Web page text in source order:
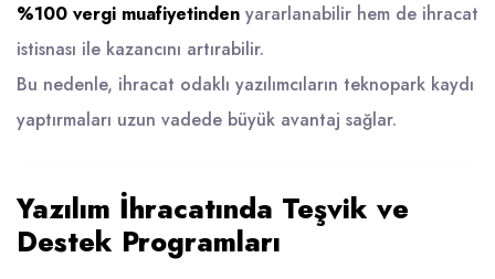
%100 vergi muafiyetinden yararlanabilir hem de ihracat
istisnası ile kazancını artırabilir.
Bu nedenle, ihracat odaklı yazılımcıların teknopark kaydı
yaptırmaları uzun vadede büyük avantaj sağlar.
Yazılım İhracatında Teşvik ve
Destek Programları